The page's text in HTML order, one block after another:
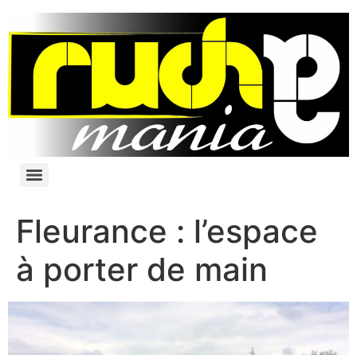
Fleurance : l’espace
à porter de main